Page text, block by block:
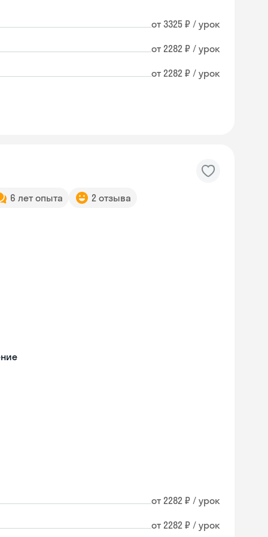
от 3325 ₽ / урок
от 2282 ₽ / урок
от 2282 ₽ / урок
6 лет опыта 2 отзыва
от 2282 ₽ / урок
от 2282 ₽ / урок
online